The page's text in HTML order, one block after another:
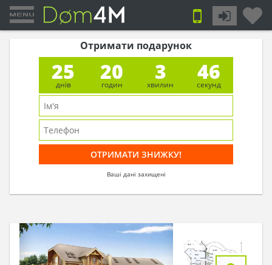
Отримати подарунок
25
днів
20
годин
3
хвилин
45
секунд
Ваші дані захищені